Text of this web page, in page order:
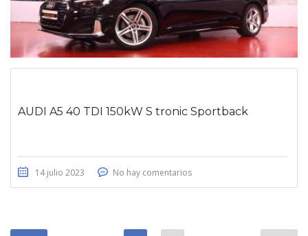
AUDI A5 40 TDI 150kW S tronic Sportback
14 julio 2023 No hay comentarios